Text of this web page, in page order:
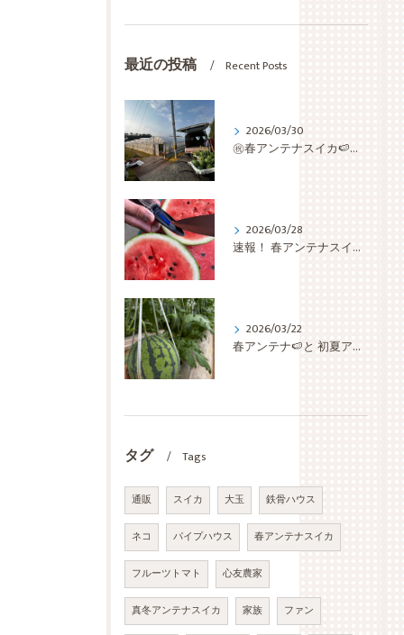
最近の投稿 Recent Posts
2026/03/30
㊗️春アンテナスイカ🍉収穫開始✨✨✨ いきなり 最盛期です🫡
2026/03/28
速報！ 春アンテナスイカ🍉 検査切り🔪の結果は… 糖度上等👌ほぼ 仕上がっちゅう👏👏👏
2026/03/22
春アンテナ🍉と 初夏アンテナ🍉と 蕨🌿
タグ Tags
通販 スイカ 大玉 鉄骨ハウス
ネコ パイプハウス 春アンテナスイカ
フルーツトマト 心友農家
真冬アンテナスイカ 家族 ファン